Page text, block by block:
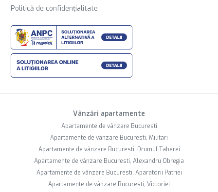
Politică de confidențialitate
Vânzări apartamente
Apartamente de vânzare Bucuresti
Apartamente de vânzare Bucuresti, Militari
Apartamente de vânzare Bucuresti, Drumul Taberei
Apartamente de vânzare Bucuresti, Alexandru Obregia
Apartamente de vânzare Bucuresti, Aparatorii Patriei
Apartamente de vânzare Bucuresti, Victoriei